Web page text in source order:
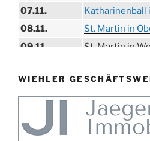
07.11.
Katharinenball
08.11.
St. Martin in
09.11.
St. Martin in
11.11.
„DÜX“ im
14.11.
Proklamation
Konzert
15.11.
Volkstrauertag
WIEHLER